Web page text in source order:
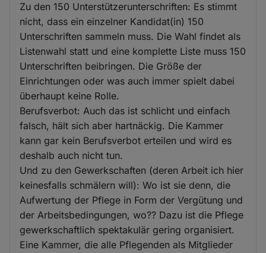
Zu den 150 Unterstützerunterschriften: Es stimmt
nicht, dass ein einzelner Kandidat(in) 150
Unterschriften sammeln muss. Die Wahl findet als
Listenwahl statt und eine komplette Liste muss 150
Unterschriften beibringen. Die Größe der
Einrichtungen oder was auch immer spielt dabei
überhaupt keine Rolle.
Berufsverbot: Auch das ist schlicht und einfach
falsch, hält sich aber hartnäckig. Die Kammer
kann gar kein Berufsverbot erteilen und wird es
deshalb auch nicht tun.
Und zu den Gewerkschaften (deren Arbeit ich hier
keinesfalls schmälern will): Wo ist sie denn, die
Aufwertung der Pflege in Form der Vergütung und
der Arbeitsbedingungen, wo?? Dazu ist die Pflege
gewerkschaftlich spektakulär gering organisiert.
Eine Kammer, die alle Pflegenden als Mitglieder